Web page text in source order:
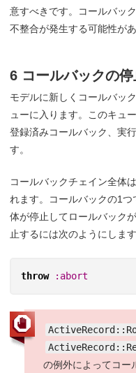
意すべきです。コールバッ
不整合が発生する可能性があ
6 コールバックの停
モデルに新しくコールバッ
ューに入ります。このキュ
登録済みコールバック、実
す。
コールバックチェイン全体
れます。コールバックの1
体が停止してロールバック
止するには次のようにします
throw :abort
の例外によってコー